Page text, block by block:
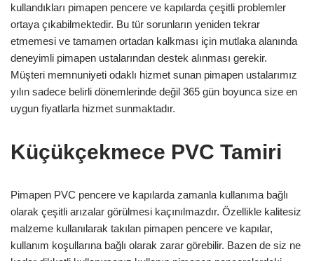
kullandıkları pimapen pencere ve kapılarda çeşitli problemler
ortaya çıkabilmektedir. Bu tür sorunların yeniden tekrar
etmemesi ve tamamen ortadan kalkması için mutlaka alanında
deneyimli pimapen ustalarından destek alınması gerekir.
Müşteri memnuniyeti odaklı hizmet sunan pimapen ustalarımız
yılın sadece belirli dönemlerinde değil 365 gün boyunca size en
uygun fiyatlarla hizmet sunmaktadır.
Küçükçekmece PVC Tamiri
Pimapen PVC pencere ve kapılarda zamanla kullanıma bağlı
olarak çeşitli arızalar görülmesi kaçınılmazdır. Özellikle kalitesiz
malzeme kullanılarak takılan pimapen pencere ve kapılar,
kullanım koşullarına bağlı olarak zarar görebilir. Bazen de siz ne